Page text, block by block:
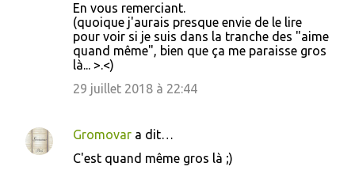
t
a
En vous remerciant.
(quoique j'aurais presque envie de le lire
pour voir si je suis dans la tranche des "aime
quand même", bien que ça me paraisse gros
là... >.<)
29 juillet 2018 à 22:44
Gromovar a dit…
C'est quand même gros là ;)